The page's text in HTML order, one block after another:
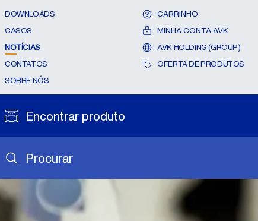
Procurar
Encontrar produto
DOWNLOADS
CASOS
NOTÍCIAS
CONTATOS
SOBRE NÓS
CARRINHO
MINHA CONTA AVK
AVK HOLDING (GROUP)
OFERTA DE PRODUTOS